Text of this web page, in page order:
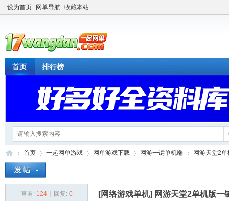
设为首页 网单导航 收藏本站
首页 排行榜
首页
›
一起网单游戏 网单游戏下载
›
网游一键单机端
›
网游天堂2
查看: 124 回复: 0 [网络游戏单机] 网游天堂2单机版一